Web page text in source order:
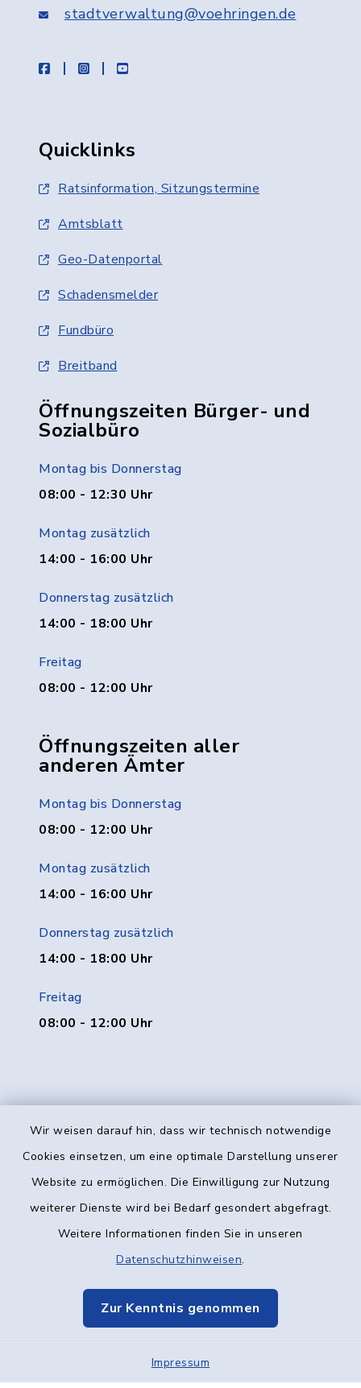
Wir weisen darauf hin, dass wir technisch notwendige
Cookies einsetzen, um eine optimale Darstellung unserer
Website zu ermöglichen. Die Einwilligung zur Nutzung
weiterer Dienste wird bei Bedarf gesondert abgefragt.
Weitere Informationen finden Sie in unseren
Datenschutzhinweisen.
Zur Kenntnis genommen
Impressum
stadtverwaltung@voehringen.de
facebookinstagramyoutube
Quicklinks
Ratsinformation, Sitzungstermine
Amtsblatt
Geo-Datenportal
Schadensmelder
Fundbüro
Breitband
Öffnungszeiten Bürger- und
Sozialbüro
Montag bis Donnerstag
08:00 - 12:30 Uhr
Montag zusätzlich
14:00 - 16:00 Uhr
Donnerstag zusätzlich
14:00 - 18:00 Uhr
Freitag
08:00 - 12:00 Uhr
Öffnungszeiten aller
anderen Ämter
Montag bis Donnerstag
08:00 - 12:00 Uhr
Montag zusätzlich
14:00 - 16:00 Uhr
Donnerstag zusätzlich
14:00 - 18:00 Uhr
Freitag
08:00 - 12:00 Uhr
Kontakt
Datenschutz
Elektronische Kommunikation
Sitemap